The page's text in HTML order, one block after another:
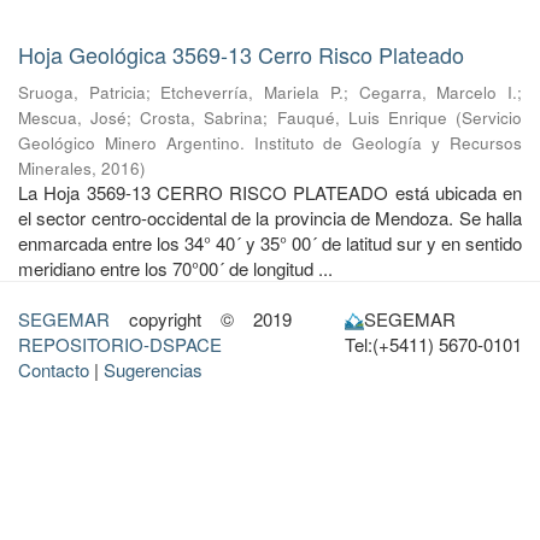
Hoja Geológica 3569-13 Cerro Risco Plateado
Sruoga, Patricia; Etcheverría, Mariela P.; Cegarra, Marcelo I.;
Mescua, José;Crosta, Sabrina; Fauqué, Luis Enrique (Servicio
Geológico Minero Argentino. Instituto de Geología y Recursos
Minerales, 2016)
La Hoja 3569-13 CERRO RISCO PLATEADO está ubicada en
el sector centro-occidental de la provincia de Mendoza. Se halla
enmarcada entre los 34° 40´ y 35° 00´ de latitud sur y en sentido
meridiano entre los 70°00´ de longitud ...
SEGEMAR copyright © 2019
REPOSITORIO-DSPACE
Contacto | Sugerencias
SEGEMAR
Tel:(+5411) 5670-0101